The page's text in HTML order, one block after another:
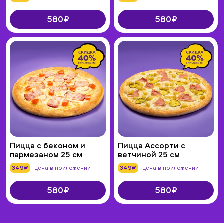
580₽ 580₽
Пицца с беконом и
пармезаном 25 см
349₽ цена в приложении
580₽
Пицца Ассорти с
ветчиной 25 см
349₽ цена в приложении
580₽